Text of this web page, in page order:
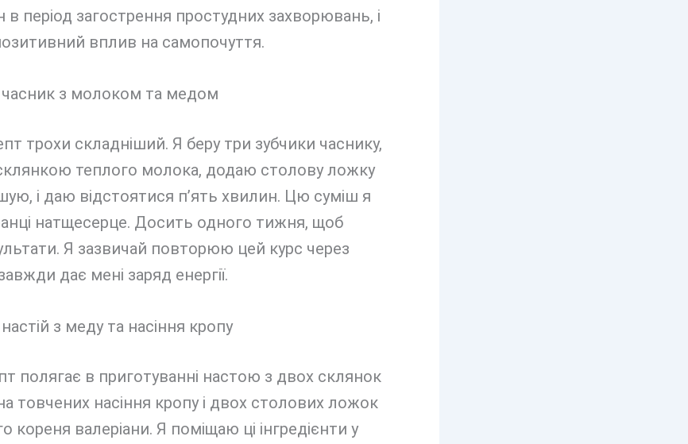
в період загострення простудних захворювань, і
вплив на самопочуття.
з молоком та медом
трохи складніший. Я беру три зубчики часнику,
теплого молока, додаю столову ложку
і даю відстоятися п’ять хвилин. Цю суміш я
натщесерце. Досить одного тижня, щоб
Я зазвичай повторюю цей курс через
дає мені заряд енергії.
з меду та насіння кропу
полягає в приготуванні настою з двох склянок
товчених насіння кропу і двох столових ложок
кореня валеріани. Я поміщаю ці інгредієнти у